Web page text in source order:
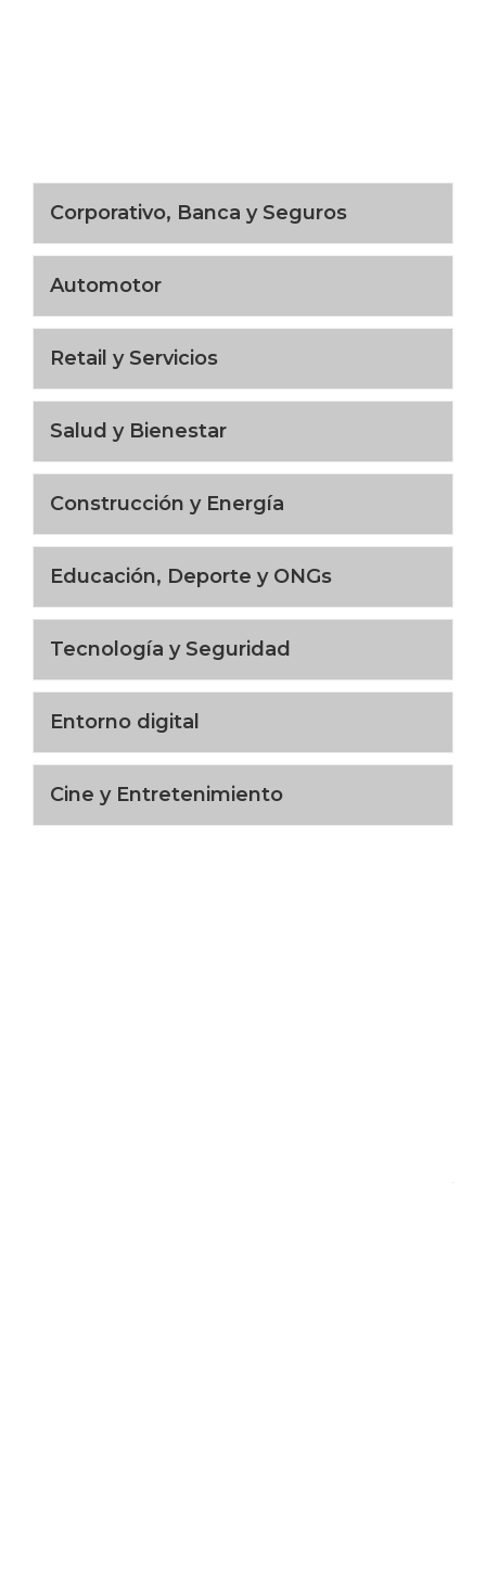
Corporativo, Banca y Seguros
Automotor
Retail y Servicios
Salud y Bienestar
Construcción y Energía
Educación, Deporte y ONGs
Tecnología y Seguridad
Entorno digital
Cine y Entretenimiento